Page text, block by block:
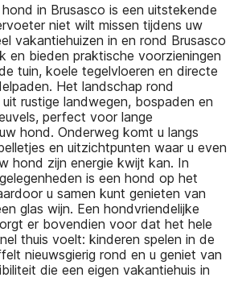
in Brusasco is een uitstekende
niet wilt missen tijdens uw
vakantiehuizen in en rond Brusasco
en bieden praktische voorzieningen
tuin, koele tegelvloeren en directe
Het landschap rond
rustige landwegen, bospaden en
perfect voor lange
hond. Onderweg komt u langs
en uitzichtpunten waar u even
hond zijn energie kwijt kan. In
is een hond op het
u samen kunt genieten van
glas wijn. Een hondvriendelijke
er bovendien voor dat het hele
thuis voelt: kinderen spelen in de
nieuwsgierig rond en u geniet van
die een eigen vakantiehuis in